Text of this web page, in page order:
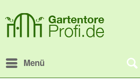
Menü